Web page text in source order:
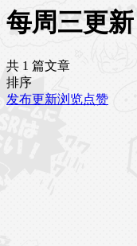
每周三更新
共 1 篇文章
排序
发布更新浏览点赞